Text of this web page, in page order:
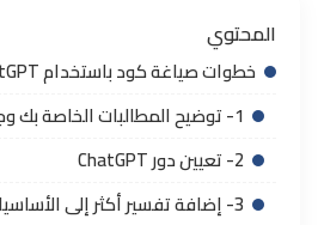
المحتوي
خطوات صياغة كود باستخدام ChatGPT:
1- توضيح المطالبات الخاصة بك وجعلها بسيطة
2- تعيين دور ChatGPT
3- إضافة تفسير أكثر إلى الأساسيات